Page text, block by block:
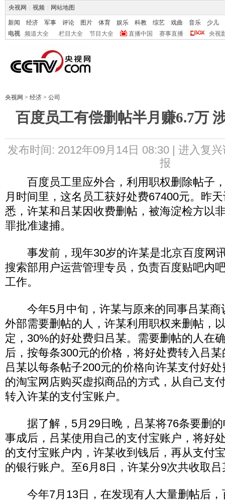
央视网 视频 网站地图
新闻 经济 军事 评论 图片 体育 娱乐 科教 综艺 戏曲 音乐
少儿
电视
频道大全 栏目大全 节目大全 直播中国 赛事直播 央视
央视网 > 经济 > 公司
百度员工有偿删帖半月赚6.7万
发布时间: 2012年09月14日 08:30 | 进入复兴
报
百度员工里应外合，利用职权删除帖子
月时间里，这名员工获好处费67400元。昨
悉，许某和吕某因收费删帖，被海淀检方以
罪批准逮捕。
事发前，现年30岁的许某是北京百度网
搜索部用户运营管理专员，负责百度贴吧内
工作。
今年5月中旬，许某与原来的同事吕某商
外部需要删帖的人，许某利用职权来删帖，
定，30%的好处费归吕某。需要删帖的人在
后，按每条300元的价格，将好处费转入吕
吕某以每条帖子200元的价格向许某支付好
的淘宝网店购买虚拟商品的方式，从自己支
转入许某的支付宝账户。
据了解，5月29日晚，吕某将76条要删的
事成后，吕某使用自己的支付宝账户，将好
的支付宝账户内，许某收到钱后，再从支付
的银行账户。至6月8日，许某分9次共收取
今年7月13日，在发现有人大量删帖后，